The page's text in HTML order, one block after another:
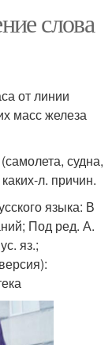
слова
от линии
масс железа
судна,
л. причин.
языка: В
Под ред. А.
яз.;